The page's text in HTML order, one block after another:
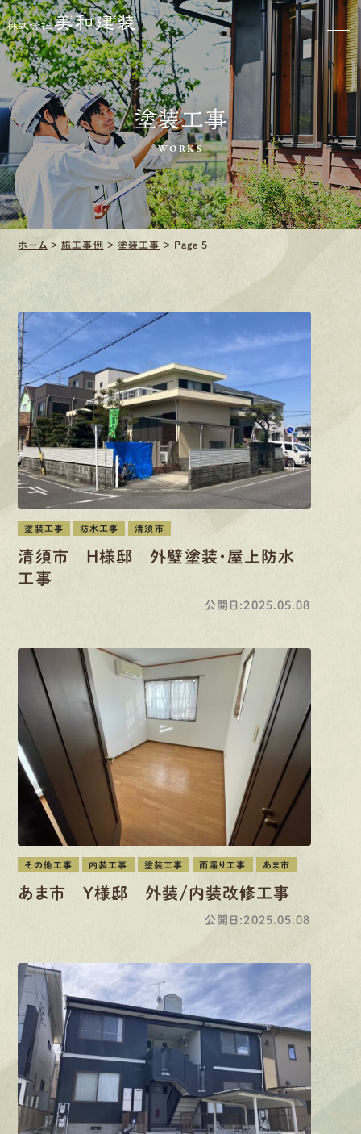
口コミ・レビュー紹介
会社案内
採用情報
募集要項
先輩インタビュー
有資格者が、無料建物診断 いたします!!
0120-44-2605
営業時間 8:00−18:00 ｜
定休日 日曜・祝日
Webお問い合わせ
塗装工事
WORKS
ホーム >施工事例 >塗装工事 > Page 5
塗装工事 防水工事 清須市
清須市 H様邸 外壁塗装・屋上防水
工事
公開日:2025.05.08
その他工事 内装工事 塗装工事 雨漏り工事 あま市
あま市 Y様邸 外装/内装改修工事
公開日:2025.05.08